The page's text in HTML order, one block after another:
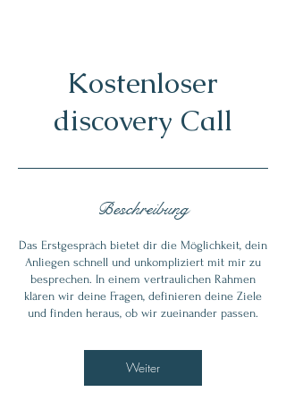
Kostenloser
discovery Call
Beschreibung
Das Erstgespräch bietet dir die Möglichkeit, dein
Anliegen schnell und unkompliziert mit mir zu
besprechen. In einem vertraulichen Rahmen
klären wir deine Fragen, definieren deine Ziele
und finden heraus, ob wir zueinander passen.
Weiter